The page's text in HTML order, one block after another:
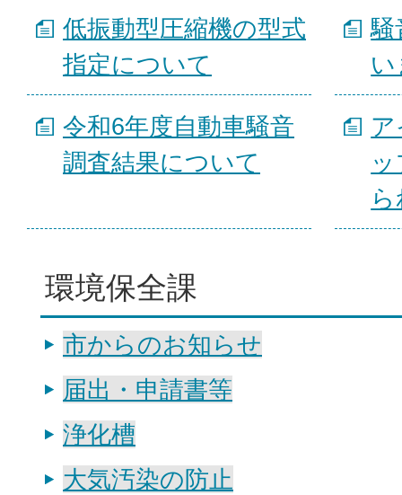
低振動型圧縮機の型式
指定について
騒
令和6年度自動車騒音
調査結果について
環境保全課
市からのお知らせ
届出・申請書等
浄化槽
大気汚染の防止